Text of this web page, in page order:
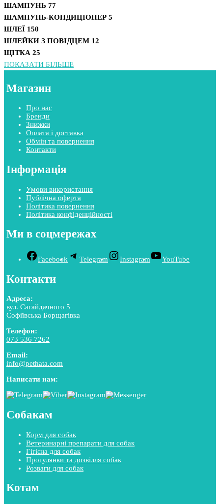
ШАМПУНЬ 77
ШАМПУНЬ-КОНДИЦІОНЕР 5
ШЛЕЇ 150
ШЛЕЙКИ З ПОВІДЦЕМ 12
ЩІТКА 25
ПОКАЗАТИ БІЛЬШЕ
Магазин
Про нас
Бренди
Знижки
Оплата і доставка
Обмін та повернення
Контакти
Інформація
Умови використання
Публічна оферта
Політика повернення
Політика конфіденційності
Ми в соцмережах
Facebook Telegram Instagram YouTube
Контакти
Адреса:
вул. Сагайдачного 5
Софіївська Борщагівка
Телефон:
073 536 7262
Email:
info@pethata.com
Написати нам:
Собакам
Корм для собак
Ветеринарні препарати для собак
Гігієна для собак
Прогулянки та дозвілля собак
Розваги для собак
Котам